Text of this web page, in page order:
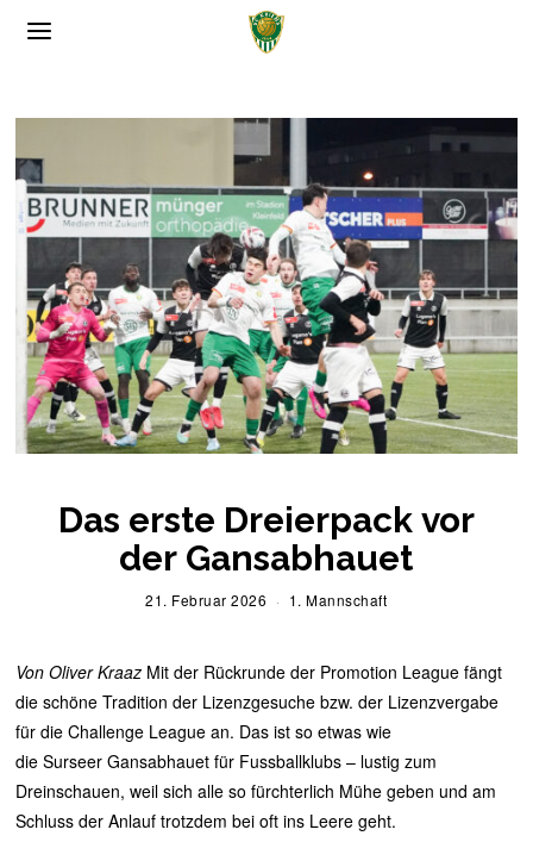
Das erste Dreierpack vor
der Gansabhauet
21. Februar 2026
e
b
r
u
r
2
0
2
1. Mannschaft
Von Oliver Kraaz Mit der Rückrunde der Promotion League fängt
die schöne Tradition der Lizenzgesuche bzw. der Lizenzvergabe
für die Challenge League an. Das ist so etwas wie
die Surseer Gansabhauet für Fussballklubs – lustig zum
Dreinschauen, weil sich alle so fürchterlich Mühe geben und am
Schluss der Anlauf trotzdem bei oft ins Leere geht.